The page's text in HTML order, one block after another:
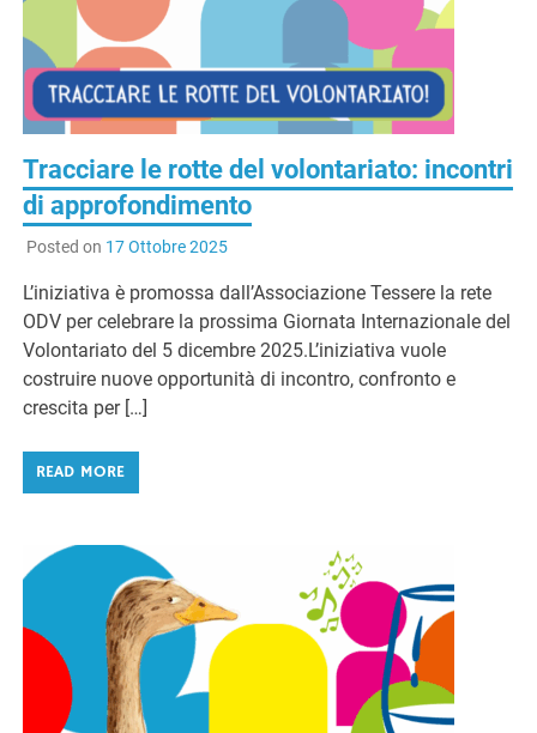
Tracciare le rotte del volontariato: incontri
di approfondimento
Posted on 17 Ottobre 2025
L’iniziativa è promossa dall’Associazione Tessere la rete
ODV per celebrare la prossima Giornata Internazionale del
Volontariato del 5 dicembre 2025.L’iniziativa vuole
costruire nuove opportunità di incontro, confronto e
crescita per […]
READ MORE